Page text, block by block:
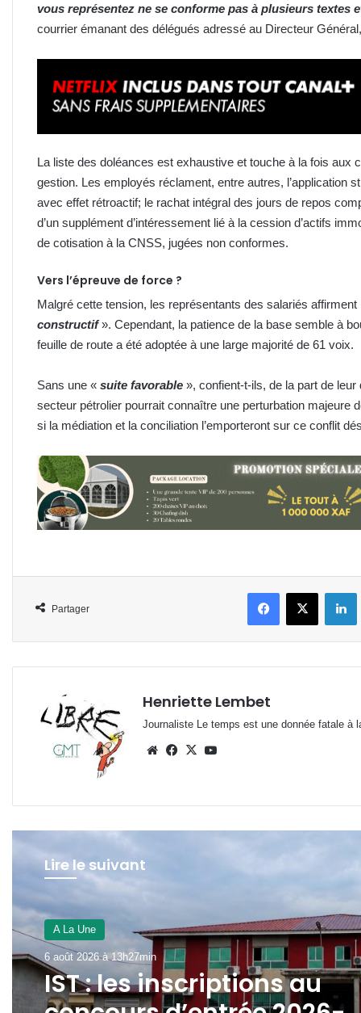
vous représentez ne se conforme pas à plusieurs textes
courrier émanant des délégués adressé au Directeur
La liste des doléances est exhaustive et touche à la fois aux
gestion. Les employés réclament, entre autres, l’application
avec effet rétroactif; le rachat intégral des jours de repos
d’un supplément d’intéressement lié à la cession d’actifs
de cotisation à la CNSS, jugées non conformes.
Vers l’épreuve de force ?
Malgré cette tension, les représentants des salariés
constructif». Cependant, la patience de la base semble à
feuille de route a été adoptée à une large majorité de 61 voix.
Sans une « suite favorable », confient-t-ils, de la part de leur
secteur pétrolier pourrait connaître une perturbation majeure
si la médiation et la conciliation l’emporteront sur ce conflit
Partager
FacebookX
Henriette Lembet
Journaliste Le temps est une donnée fatale à
WebsiteFacebook
X
Lire le suivant
JUSTICE
6 août 2026 à 11h39min
Libreville : plus d’une